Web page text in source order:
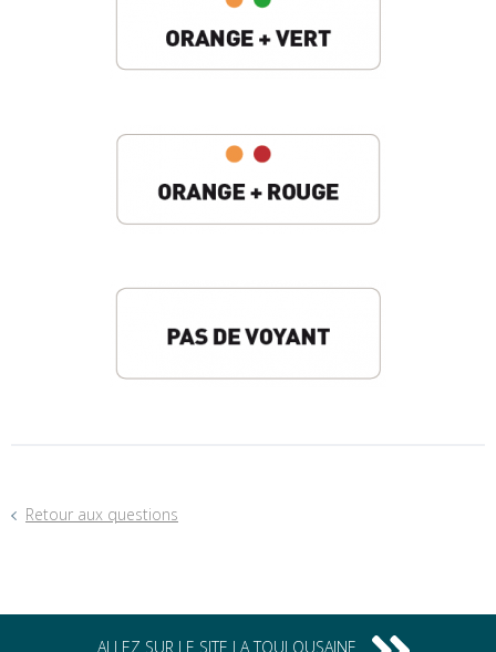
Retour aux questions
ALLEZ SUR LE SITE LA TOULOUSAINE